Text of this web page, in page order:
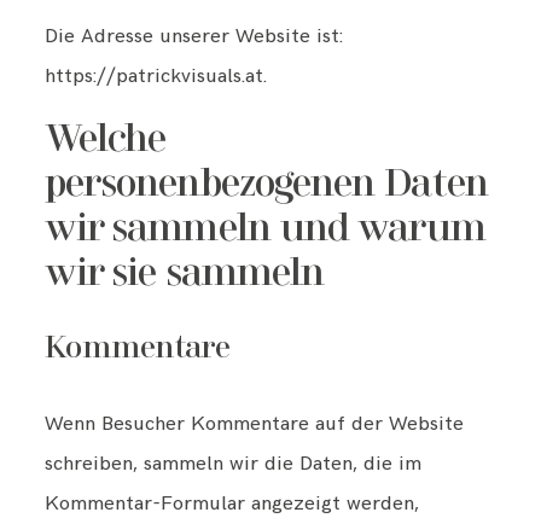
Die Adresse unserer Website ist:
https://patrickvisuals.at.
Welche
personenbezogenen Daten
wir sammeln und warum
wir sie sammeln
Kommentare
Wenn Besucher Kommentare auf der Website
schreiben, sammeln wir die Daten, die im
Kommentar-Formular angezeigt werden,